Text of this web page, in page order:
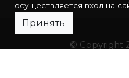
© Copyright
осуществляется вход на
Принять